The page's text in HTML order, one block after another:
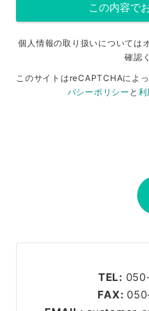
個人情報の取り扱いについては
確認
このサイトはreCAPTCHAによ
バシーポリシー と 利
TEL:
FAX: